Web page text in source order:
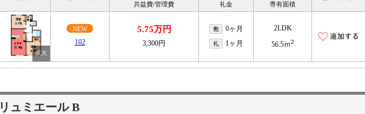
共益費/管理費
礼金
専有面積
NEW
102
5.75万円
3,300円
敷 0ヶ月
礼 1ヶ月
2LDK
56.5ｍ2
リュミエール B